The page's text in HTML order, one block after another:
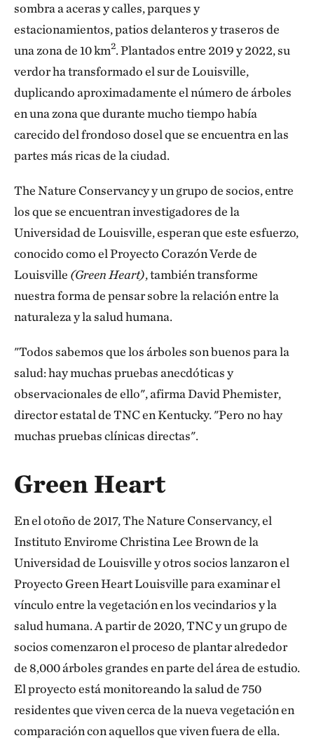
sombra a aceras y calles, parques y
estacionamientos, patios delanteros y traseros de
una zona de 10 km2. Plantados entre 2019 y 2022, su
verdor ha transformado el sur de Louisville,
duplicando aproximadamente el número de árboles
en una zona que durante mucho tiempo había
carecido del frondoso dosel que se encuentra en las
partes más ricas de la ciudad.
The Nature Conservancy y un grupo de socios, entre
los que se encuentran investigadores de la
Universidad de Louisville, esperan que este esfuerzo,
conocido como el Proyecto Corazón Verde de
Louisville (Green Heart), también transforme
nuestra forma de pensar sobre la relación entre la
naturaleza y la salud humana.
"Todos sabemos que los árboles son buenos para la
salud: hay muchas pruebas anecdóticas y
observacionales de ello", afirma David Phemister,
director estatal de TNC en Kentucky. "Pero no hay
muchas pruebas clínicas directas".
Green Heart
En el otoño de 2017, The Nature Conservancy, el
Instituto Envirome Christina Lee Brown de la
Universidad de Louisville y otros socios lanzaron el
Proyecto Green Heart Louisville para examinar el
vínculo entre la vegetación en los vecindarios y la
salud humana. A partir de 2020, TNC y un grupo de
socios comenzaron el proceso de plantar alrededor
de 8,000 árboles grandes en parte del área de estudio.
El proyecto está monitoreando la salud de 750
residentes que viven cerca de la nueva vegetación en
comparación con aquellos que viven fuera de ella.